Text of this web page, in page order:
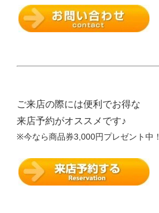
ご来店の際には便利でお得な
来店予約がオススメです♪
※今なら商品券3,000円プレゼント中！